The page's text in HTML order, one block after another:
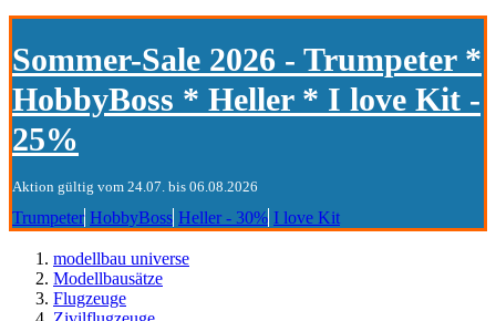
Sommer-Sale 2026 - Trumpeter *
HobbyBoss * Heller * I love Kit -
25%
Aktion gültig vom 24.07. bis 06.08.2026
Trumpeter HobbyBoss Heller - 30% I love Kit
modellbau universe
Modellbausätze
Flugzeuge